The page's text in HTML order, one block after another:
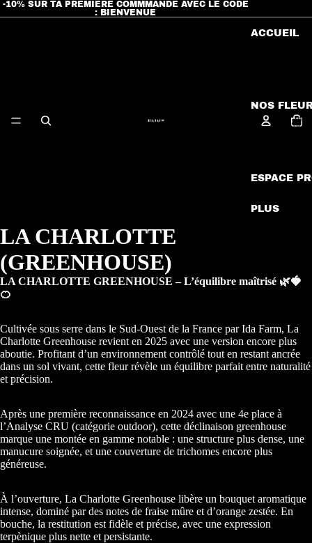
-10% SUR TA PREMIÈRE COMMMANDE AVEC LE CODE
: BIENVENUE
ACCUEIL
NOS
ESPACE
PLUS
total
Ouvrir
l’image
en
plein
écran
LA CHARLOTTE
(GREENHOUSE)
LA CHARLOTTE GREENHOUSE – L’équilibre maîtrisé 🌿🍓
🍊
Cultivée sous serre dans le Sud-Ouest de la France par Ida Farm, La
Charlotte Greenhouse revient en 2025 avec une version encore plus
aboutie. Profitant d’un environnement contrôlé tout en restant ancrée
dans un sol vivant, cette fleur révèle un équilibre parfait entre naturalité
et précision.
Après une première reconnaissance en 2024 avec une 4e place à
l’Analyse CRU (catégorie outdoor), cette déclinaison greenhouse
marque une montée en gamme notable : une structure plus dense, une
manucure soignée, et une couverture de trichomes encore plus
généreuse.
À l’ouverture, La Charlotte Greenhouse libère un bouquet aromatique
intense, dominé par des notes de fraise mûre et d’orange zestée. En
bouche, la restitution est fidèle et précise, avec une expression
terpènique plus nette et persistante.